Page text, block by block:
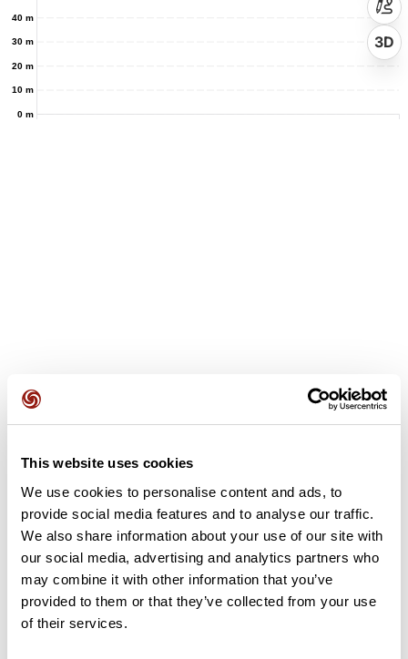
This website uses cookies
We use cookies to personalise content and ads, to
provide social media features and to analyse our traffic.
We also share information about your use of our site with
our social media, advertising and analytics partners who
may combine it with other information that you’ve
provided to them or that they’ve collected from your use
of their services.
0 m
10 m
20 m
30 m
40 m
3D
Avis des utilisateurs
Soyez le premier à ajouter un avis !
Ajouter un avis
Résumé